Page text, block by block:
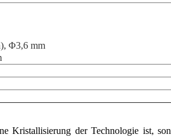
Φ3,6 mm
Kristallisierung der Technologie ist,